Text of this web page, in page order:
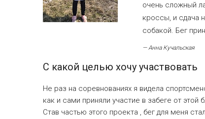
очень сложный
кроссы, и сдача
собакой. Бег
— Анна Кучальская
С какой целью хочу участвовать
Не раз на соревнованиях я видела
как и сами приняли участие в забеге от этой
Став частью этого проекта , бег для меня